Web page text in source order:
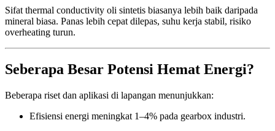
Sifat thermal conductivity oli sintetis biasanya lebih baik daripada
mineral biasa. Panas lebih cepat dilepas, suhu kerja stabil, risiko
overheating turun.
Seberapa Besar Potensi Hemat Energi?
Beberapa riset dan aplikasi di lapangan menunjukkan:
Efisiensi energi meningkat 1–4% pada gearbox industri.